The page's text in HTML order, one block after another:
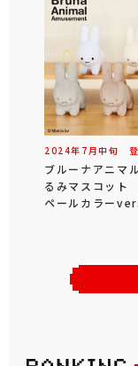
2024年 7 月中旬
ブルーナアニマ
るみマスコッ
ペールカラーver.